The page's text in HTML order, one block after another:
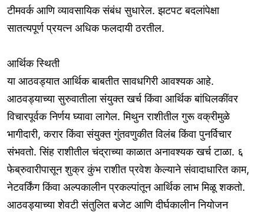
टीमवर्क आणि व्यावसायिक संबंध सुधारेल. झटपट बदलांपेक्षा
सातत्यपूर्ण प्रयत्न अधिक फलदायी ठरतील.
आर्थिक स्थिती
या आठवड्यात आर्थिक बाबतीत सावधगिरी आवश्यक आहे.
आठवड्याच्या सुरुवातीला संयुक्त खर्च किंवा आर्थिक बांधिलकींवर
विचारपूर्वक निर्णय घ्यावा लागेल. मिथुन राशीतील गुरू वक्रीमुळे
भागीदारी, करार किंवा संयुक्त गुंतवणुकीत विलंब किंवा पुनर्विचार
संभवतो. सिंह राशीतील चंद्राच्या काळात अनावश्यक खर्च टाळा. ६
फेब्रुवारीपासून शुक्र कुंभ राशीत प्रवेश केल्याने संवादाधारित काम,
नेटवर्किंग किंवा अल्पकालीन प्रकल्पांतून आर्थिक लाभ मिळू शकतो.
आठवड्याच्या शेवटी संतुलित बजेट आणि दीर्घकालीन नियोजन